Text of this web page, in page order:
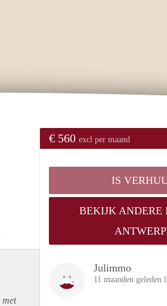
€ 560 excl per maand
IS
BEKIJK ANDERE
Julimmo
11 maanden geleden
met